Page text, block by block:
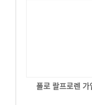
폴로 랄프로렌